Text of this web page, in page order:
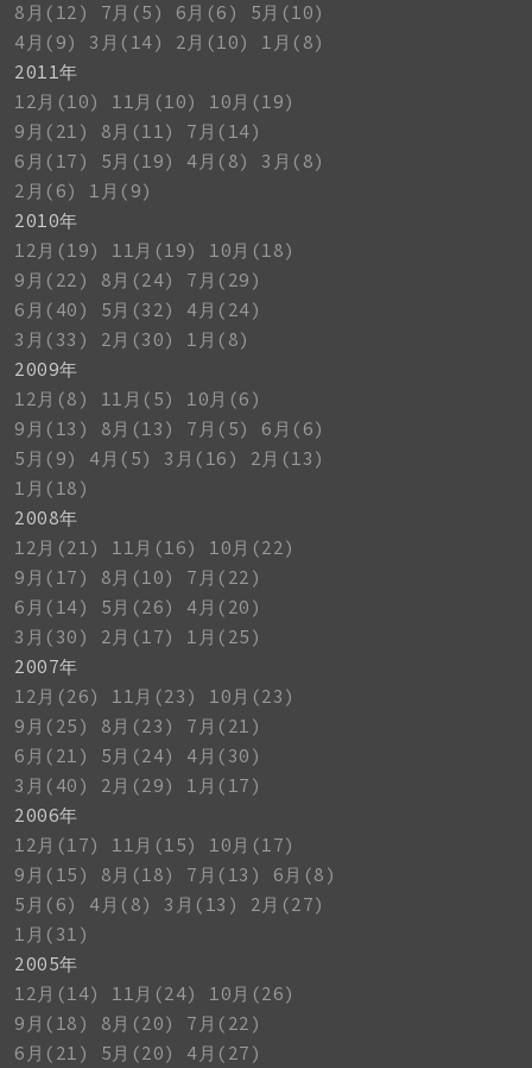
8月(12)
7月(5) 6月(6)
5月(10)
4月(9)
3月(14) 2月(10)
1月(8)
2011年
12月(10)
11月(10)
10月(19)
9月(21)
8月(11)
7月(14)
6月(17)
5月(19) 4月(8)
3月(8)
2月(6)
1月(9)
2010年
12月(19)
11月(19)
10月(18)
9月(22)
8月(24)
7月(29)
6月(40)
5月(32)
4月(24)
3月(33)
2月(30)
1月(8)
2009年
12月(8)
11月(5)
10月(6)
9月(13)
8月(13) 7月(5)
6月(6)
5月(9)
4月(5) 3月(16)
2月(13)
1月(18)
2008年
12月(21)
11月(16)
10月(22)
9月(17)
8月(10)
7月(22)
6月(14)
5月(26)
4月(20)
3月(30)
2月(17)
1月(25)
2007年
12月(26)
11月(23)
10月(23)
9月(25)
8月(23)
7月(21)
6月(21)
5月(24)
4月(30)
3月(40)
2月(29)
1月(17)
2006年
12月(17)
11月(15)
10月(17)
9月(15)
8月(18) 7月(13)
6月(8)
5月(6)
4月(8) 3月(13)
2月(27)
1月(31)
2005年
12月(14)
11月(24)
10月(26)
9月(18)
8月(20)
7月(22)
6月(21)
5月(20) 4月(27)